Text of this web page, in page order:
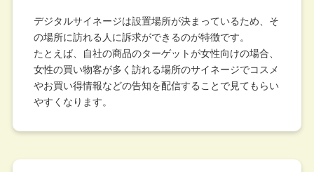
デジタルサイネージは設置場所が決まっているため、そ
の場所に訪れる人に訴求ができるのが特徴です。
たとえば、自社の商品のターゲットが女性向けの場合、
女性の買い物客が多く訪れる場所のサイネージでコスメ
やお買い得情報などの告知を配信することで見てもらい
やすくなります。